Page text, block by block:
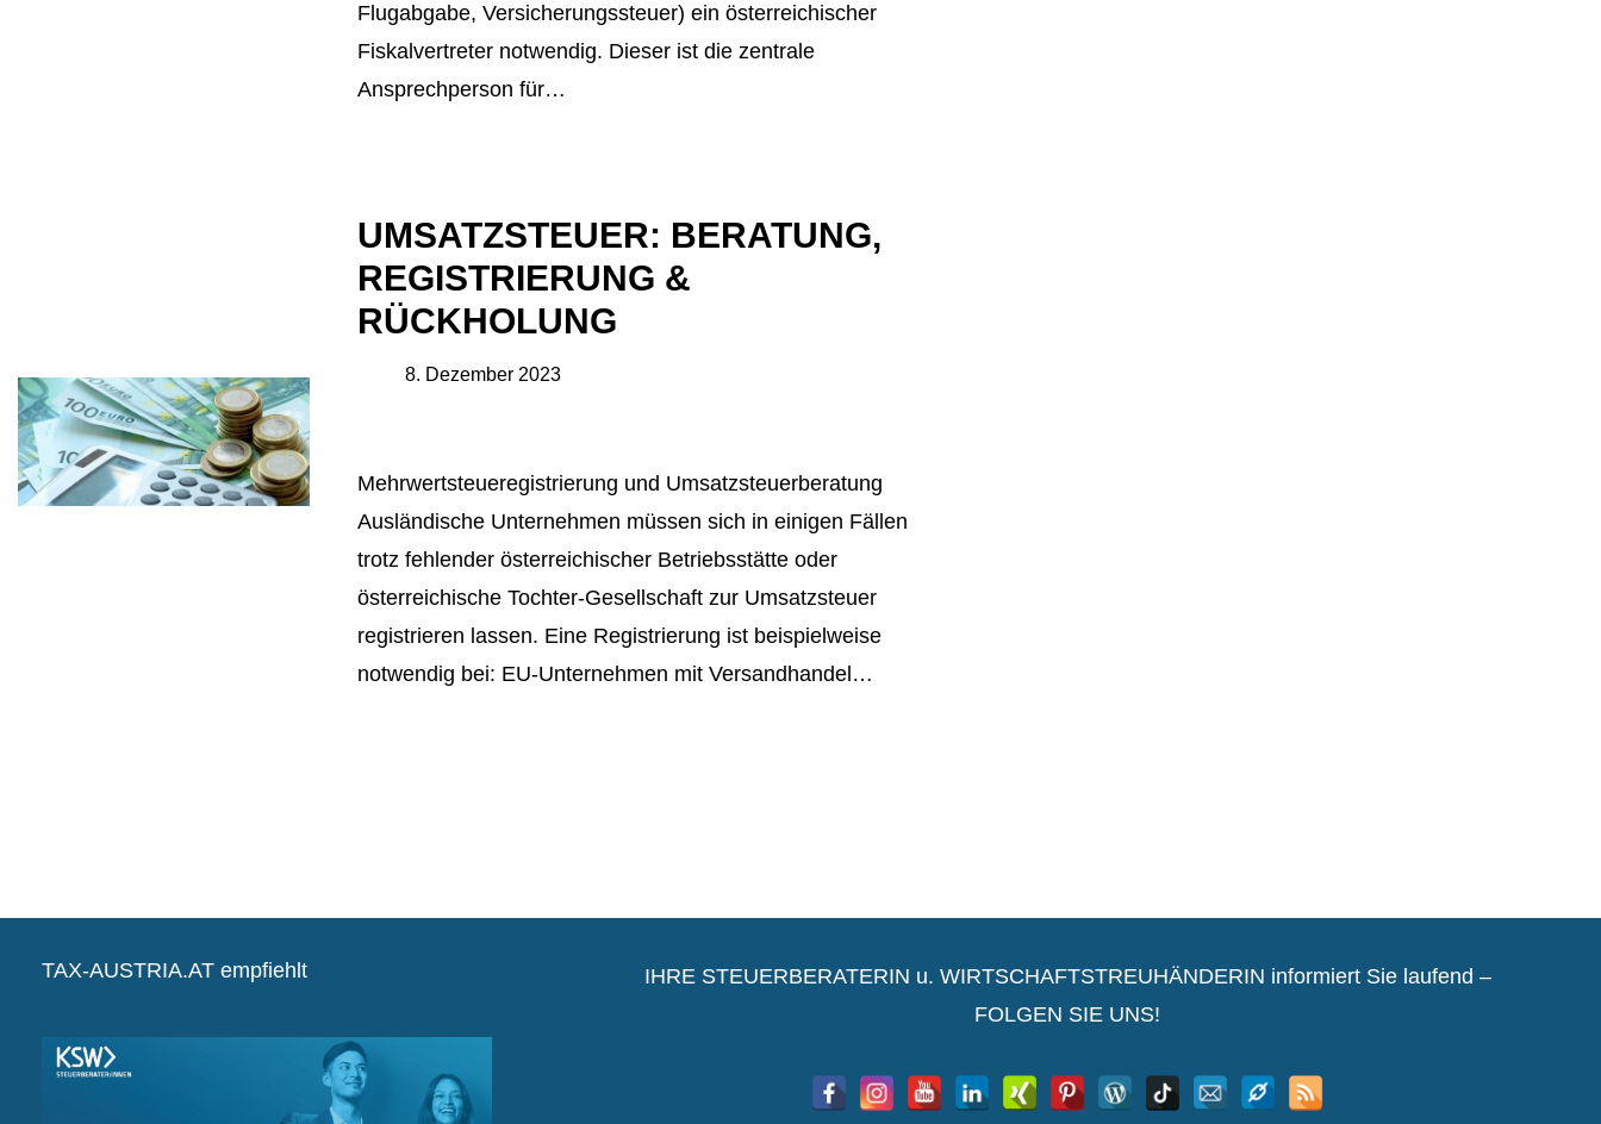
Flugabgabe, Versicherungssteuer) ein österreichischer
Fiskalvertreter notwendig. Dieser ist die zentrale
Ansprechperson für…
UMSATZSTEUER: BERATUNG,
REGISTRIERUNG &
RÜCKHOLUNG
8. Dezember 2023
Mehrwertsteueregistrierung und Umsatzsteuerberatung
Ausländische Unternehmen müssen sich in einigen Fällen
trotz fehlender österreichischer Betriebsstätte oder
österreichische Tochter-Gesellschaft zur Umsatzsteuer
registrieren lassen. Eine Registrierung ist beispielweise
notwendig bei: EU-Unternehmen mit Versandhandel…
TAX-AUSTRIA.AT empfiehlt
IHRE STEUERBERATERIN u. WIRTSCHAFTSTREUHÄNDERIN informiert Sie laufend –
FOLGEN SIE UNS!